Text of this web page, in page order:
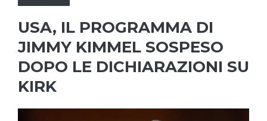
USA, IL PROGRAMMA DI
JIMMY KIMMEL SOSPESO
DOPO LE DICHIARAZIONI SU
KIRK